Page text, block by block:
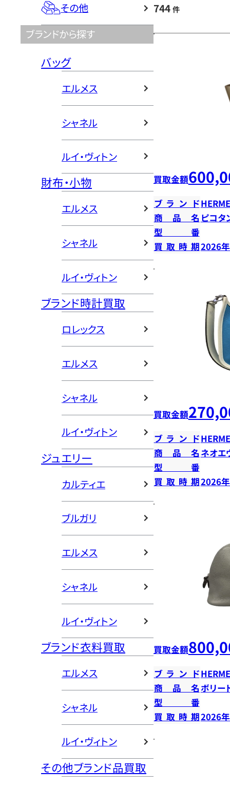
その他
ブランドから探す
バッグ
エルメス
シャネル
ルイ・ヴィトン
財布・小物
エルメス
シャネル
ルイ・ヴィトン
ブランド時計買取
ロレックス
エルメス
シャネル
ルイ・ヴィトン
ジュエリー
カルティエ
ブルガリ
エルメス
シャネル
ルイ・ヴィトン
ブランド衣料買取
エルメス
シャネル
ルイ・ヴィトン
その他ブランド品買取
744 件
買取金額
ブランド
商品名 ピコタ
型番
買取時期2026
買取金額
ブランド
商品名 ネオエ
型番
買取時期2026
買取金額
ブランド
商品名ボリー
型番
買取時期2026